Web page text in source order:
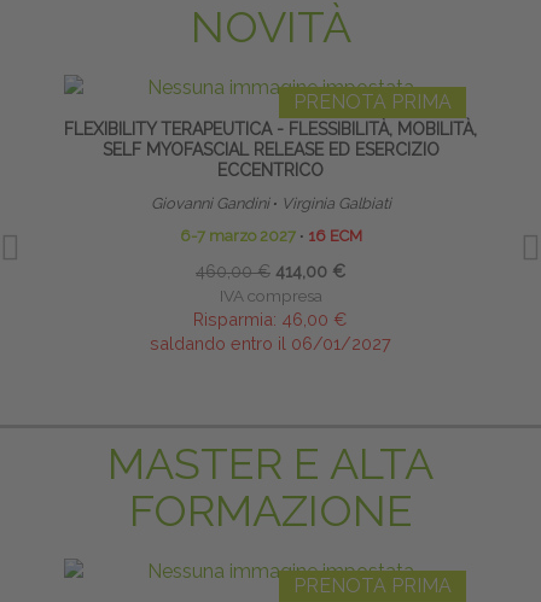
NOVITÀ
PRENOTA PRIMA
FLEXIBILITY TERAPEUTICA - FLESSIBILITÀ, MOBILITÀ,
SELF MYOFASCIAL RELEASE ED ESERCIZIO
ECCENTRICO
Giovanni Gandini ∙ Virginia Galbiati
6-7 marzo 2027 ∙ 16 ECM
460,00 € 414,00 €
IVA compresa
Risparmia: 46,00 €
saldando entro il 06/01/2027
MASTER E ALTA
FORMAZIONE
PRENOTA PRIMA